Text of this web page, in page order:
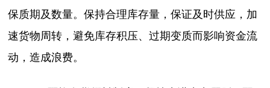
保质期及数量。保持合理库存量，保证及时供应，加
速货物周转，避免库存积压、过期变质而影响资金流
动，造成浪费。